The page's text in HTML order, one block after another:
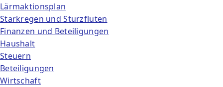
Lärmaktionsplan
Starkregen und Sturzfluten
Finanzen und Beteiligungen
Haushalt
Steuern
Beteiligungen
Wirtschaft